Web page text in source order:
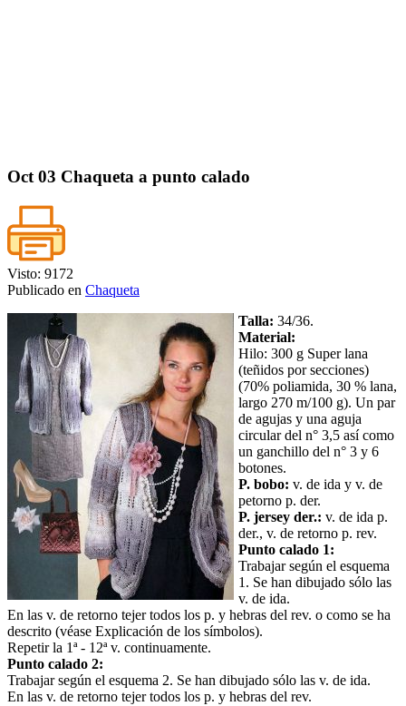
Oct 03 Chaqueta a punto calado
Visto: 9172
Publicado en Chaqueta
Talla: 34/36.
Material:
Hilo: 300 g Super lana
(teñidos por secciones)
(70% poliamida, 30 % lana,
largo 270 m/100 g). Un par
de agujas y una aguja
circular del n° 3,5 así como
un ganchillo del n° 3 y 6
botones.
P. bobo: v. de ida y v. de
petorno p. der.
P. jersey der.: v. de ida p.
der., v. de retorno p. rev.
Punto calado 1:
Trabajar según el esquema
1. Se han dibujado sólo las
v. de ida.
En las v. de retorno tejer todos los p. y hebras del rev. o como se ha
descrito (véase Explicación de los símbolos).
Repetir la 1ª - 12ª v. continuamente.
Punto calado 2:
Trabajar según el esquema 2. Se han dibujado sólo las v. de ida.
En las v. de retorno tejer todos los p. y hebras del rev.